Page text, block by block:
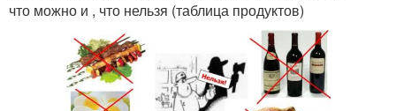
что можно и , что нельзя (таблица продуктов)